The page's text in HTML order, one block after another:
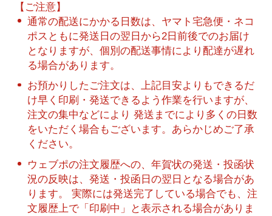
【ご注意】
通常の配送にかかる日数は、ヤマト宅急便・ネコ
ポスともに発送日の翌日から2日前後でのお届け
となりますが、個別の配送事情により配達が遅れ
る場合があります。
お預かりしたご注文は、上記目安よりもできるだ
け早く印刷・発送できるよう作業を行いますが、
注文の集中などにより 発送までにより多くの日数
をいただく場合もございます。あらかじめご了承
ください。
ウェブポの注文履歴への、年賀状の発送・投函状
況の反映は、発送・投函日の翌日となる場合があ
ります。 実際には発送完了している場合でも、注
文履歴上で「印刷中」と表示される場合がありま